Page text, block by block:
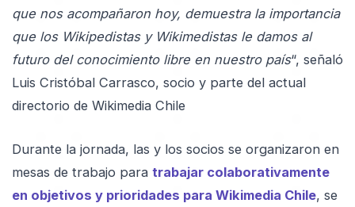
que nos acompañaron hoy, demuestra la importancia
que los Wikipedistas y Wikimedistas le damos al
futuro del conocimiento libre en nuestro país“, señaló
Luis Cristóbal Carrasco, socio y parte del actual
directorio de Wikimedia Chile
Durante la jornada, las y los socios se organizaron en
mesas de trabajo para trabajar colaborativamente
en objetivos y prioridades para Wikimedia Chile, se